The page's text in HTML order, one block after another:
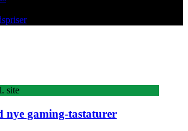
site
nye gaming-tastaturer